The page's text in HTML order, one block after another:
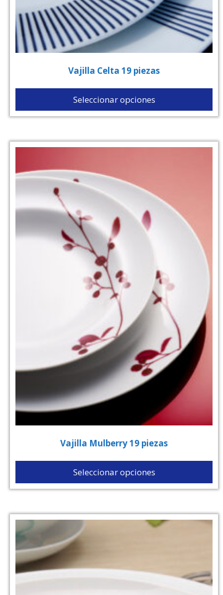
Vajilla Celta 19 piezas
Seleccionar opciones
Vajilla Mulberry 19 piezas
Seleccionar opciones